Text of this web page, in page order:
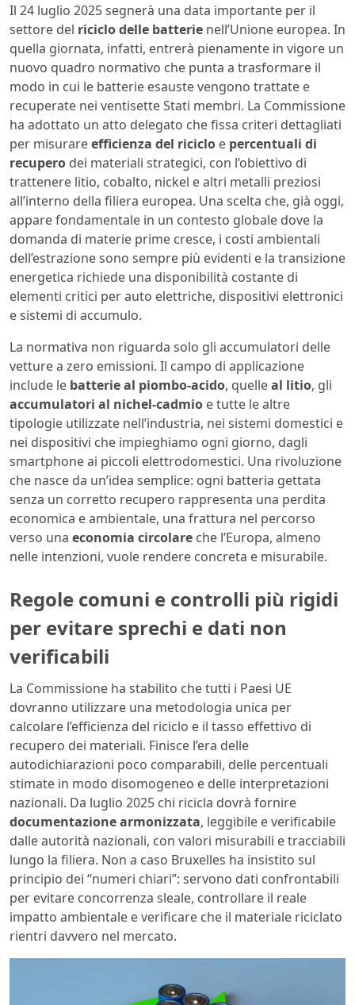
Il 24 luglio 2025 segnerà una data importante per il
settore del riciclo delle batterie nell’Unione europea. In
quella giornata, infatti, entrerà pienamente in vigore un
nuovo quadro normativo che punta a trasformare il
modo in cui le batterie esauste vengono trattate e
recuperate nei ventisette Stati membri. La Commissione
ha adottato un atto delegato che fissa criteri dettagliati
per misurareefficienza del riciclo e percentuali di
recupero dei materiali strategici, con l’obiettivo di
trattenere litio, cobalto, nickel e altri metalli preziosi
all’interno della filiera europea. Una scelta che, già oggi,
appare fondamentale in un contesto globale dove la
domanda di materie prime cresce, i costi ambientali
dell’estrazione sono sempre più evidenti e la transizione
energetica richiede una disponibilità costante di
elementi critici per auto elettriche, dispositivi elettronici
e sistemi di accumulo.
La normativa non riguarda solo gli accumulatori delle
vetture a zero emissioni. Il campo di applicazione
include le batterie al piombo‑acido, quelleal litio, gli
accumulatori al nichel‑cadmio e tutte le altre
tipologie utilizzate nell’industria, nei sistemi domestici e
nei dispositivi che impieghiamo ogni giorno, dagli
smartphone ai piccoli elettrodomestici. Una rivoluzione
che nasce da un’idea semplice: ogni batteria gettata
senza un corretto recupero rappresenta una perdita
economica e ambientale, una frattura nel percorso
verso una economia circolare che l’Europa, almeno
nelle intenzioni, vuole rendere concreta e misurabile.
Regole comuni e controlli più rigidi
per evitare sprechi e dati non
verificabili
La Commissione ha stabilito che tutti i Paesi UE
dovranno utilizzare una metodologia unica per
calcolare l’efficienza del riciclo e il tasso effettivo di
recupero dei materiali. Finisce l’era delle
autodichiarazioni poco comparabili, delle percentuali
stimate in modo disomogeneo e delle interpretazioni
nazionali. Da luglio 2025 chi ricicla dovrà fornire
documentazione armonizzata, leggibile e verificabile
dalle autorità nazionali, con valori misurabili e tracciabili
lungo la filiera. Non a caso Bruxelles ha insistito sul
principio dei “numeri chiari”: servono dati confrontabili
per evitare concorrenza sleale, controllare il reale
impatto ambientale e verificare che il materiale riciclato
rientri davvero nel mercato.